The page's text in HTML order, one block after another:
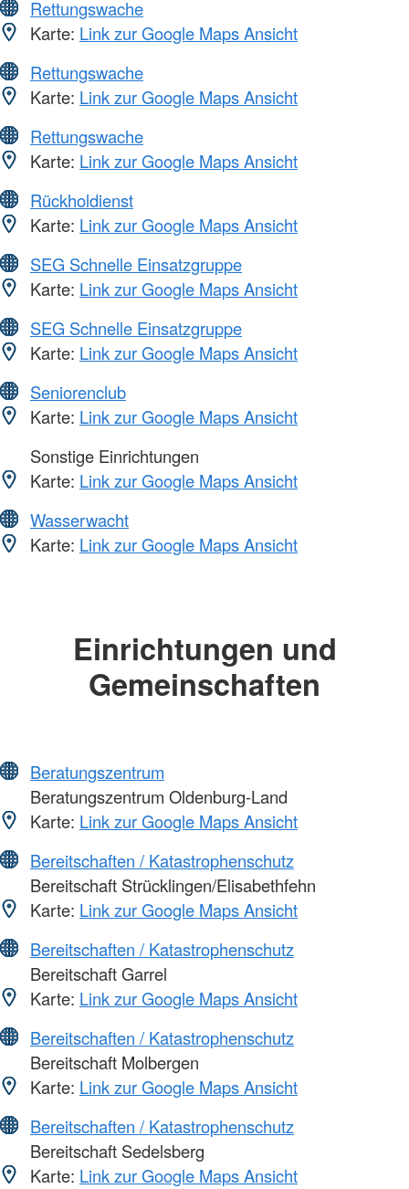
Rettungswache
Karte: Link zur Google Maps Ansicht
Rettungswache
Karte: Link zur Google Maps Ansicht
Rettungswache
Karte: Link zur Google Maps Ansicht
Rückholdienst
Karte: Link zur Google Maps Ansicht
SEG Schnelle Einsatzgruppe
Karte: Link zur Google Maps Ansicht
SEG Schnelle Einsatzgruppe
Karte: Link zur Google Maps Ansicht
Seniorenclub
Karte: Link zur Google Maps Ansicht
Sonstige Einrichtungen
Karte: Link zur Google Maps Ansicht
Wasserwacht
Karte: Link zur Google Maps Ansicht
Einrichtungen und
Gemeinschaften
Beratungszentrum
Beratungszentrum Oldenburg-Land
Karte: Link zur Google Maps Ansicht
Bereitschaften / Katastrophenschutz
Bereitschaft Strücklingen/Elisabethfehn
Karte: Link zur Google Maps Ansicht
Bereitschaften / Katastrophenschutz
Bereitschaft Garrel
Karte: Link zur Google Maps Ansicht
Bereitschaften / Katastrophenschutz
Bereitschaft Molbergen
Karte: Link zur Google Maps Ansicht
Bereitschaften / Katastrophenschutz
Bereitschaft Sedelsberg
Karte: Link zur Google Maps Ansicht